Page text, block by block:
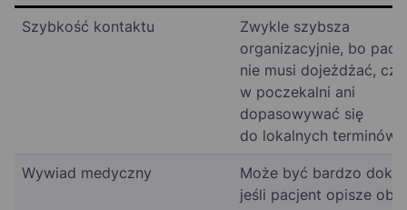
Szybkość kontaktu
Zwykle szybsza
organizacyjnie, bo
nie musi dojeżdżać,
w poczekalni ani
dopasowywać się
do lokalnych terminów.
Wywiad medyczny
Może być bardzo
jeśli pacjent opisze